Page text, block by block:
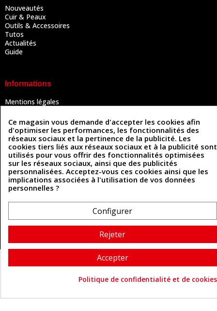
Nouveautés
Cuir & Peaux
Outils & Accessoires
Tutos
Actualités
Guide
Informations
Mentions légales
Politique de confidentialité
Politique des cookies
Contactez-nous
Coordonnées
493 Chemin de Catougnac
contact@cuirenstock.com
Cuirenstock © 2026 - Une création Quatrys 💙
Ce magasin vous demande d'accepter les cookies afin
d'optimiser les performances, les fonctionnalités des
réseaux sociaux et la pertinence de la publicité. Les
cookies tiers liés aux réseaux sociaux et à la publicité sont
utilisés pour vous offrir des fonctionnalités optimisées
sur les réseaux sociaux, ainsi que des publicités
personnalisées. Acceptez-vous ces cookies ainsi que les
implications associées à l'utilisation de vos données
personnelles ?
Configurer
Rejeter
Accepter
Politique de confidentialité et de cookies